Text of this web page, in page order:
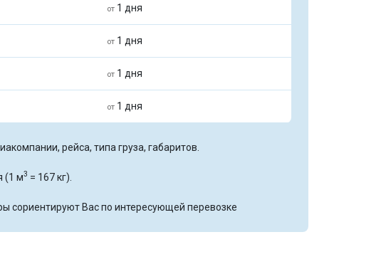
от 1 дня
от 1 дня
от 1 дня
от 1 дня
рейса, типа груза, габаритов.
(1 м3 = 167 кг).
сориентируют Вас по интересующей перевозке